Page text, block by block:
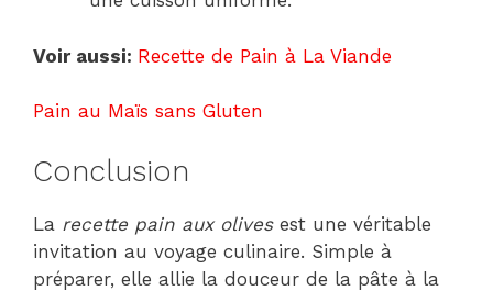
Voir aussi: Recette de Pain à La Viande
Pain au Maïs sans Gluten
Conclusion
La recette pain aux olivesest une véritable
invitation au voyage culinaire. Simple à
préparer, elle allie la douceur de la pâte à la